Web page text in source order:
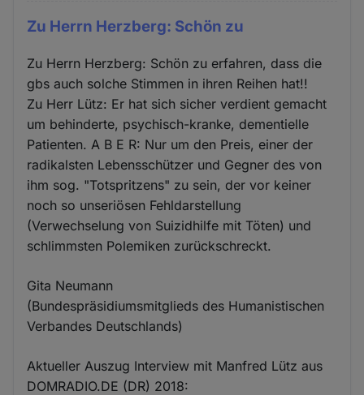
Zu Herrn Herzberg: Schön zu
Zu Herrn Herzberg: Schön zu erfahren, dass die
gbs auch solche Stimmen in ihren Reihen hat!!
Zu Herr Lütz: Er hat sich sicher verdient gemacht
um behinderte, psychisch-kranke, dementielle
Patienten. A B E R: Nur um den Preis, einer der
radikalsten Lebensschützer und Gegner des von
ihm sog. "Totspritzens" zu sein, der vor keiner
noch so unseriösen Fehldarstellung
(Verwechselung von Suizidhilfe mit Töten) und
schlimmsten Polemiken zurückschreckt.
Gita Neumann
(Bundespräsidiumsmitglieds des Humanistischen
Verbandes Deutschlands)
Aktueller Auszug Interview mit Manfred Lütz aus
DOMRADIO.DE (DR) 2018: